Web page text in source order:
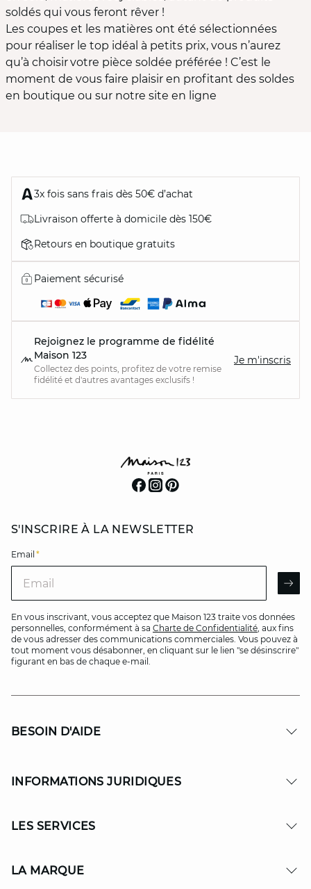
soldés qui vous feront rêver !
Les coupes et les matières ont été sélectionnées
pour réaliser le top idéal à petits prix, vous n’aurez
qu’à choisir votre pièce soldée préférée ! C’est le
moment de vous faire plaisir en profitant des soldes
en boutique ou sur notre site en ligne
3x fois sans frais dès 50€ d’achat
Livraison offerte à domicile dès 150€
Retours en boutique gratuits
Paiement sécurisé
Rejoignez le programme de fidélité
Maison 123
Collectez des points, profitez de votre remise
fidélité et d'autres avantages exclusifs !
Je m'inscris
S'INSCRIRE À LA NEWSLETTER
Email *
En vous inscrivant, vous acceptez que Maison 123 traite vos données
personnelles, conformément à sa Charte de Confidentialité, aux fins
de vous adresser des communications commerciales. Vous pouvez à
tout moment vous désabonner, en cliquant sur le lien "se désinscrire"
figurant en bas de chaque e-mail.
BESOIN D'AIDE
INFORMATIONS JURIDIQUES
LES SERVICES
LA MARQUE